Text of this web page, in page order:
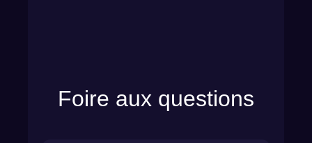
Foire aux questions